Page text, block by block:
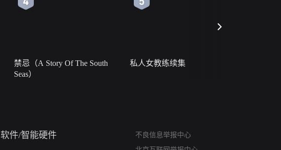
禁忌（A Story Of The South
Seas）
私人女教练续集
软件/智能硬件
不良信息举报中心